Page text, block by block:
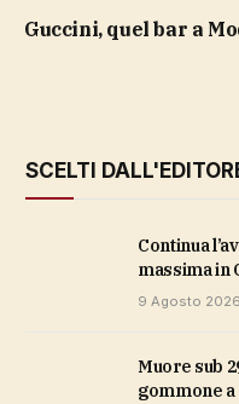
Guccini, quel bar a
SCELTI
Continua l’avanzata del tifone Dolphin: allerta
massima in
9 Agosto 2026
Muore sub 29enne falciato dalle eliche di un
gommone